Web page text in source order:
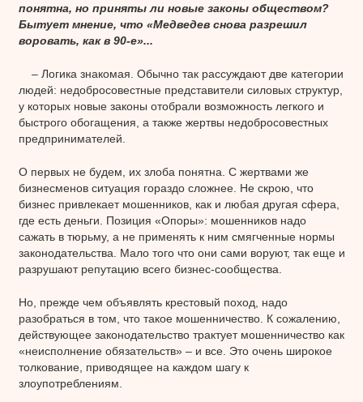
понятна, но приняты ли новые законы обществом?
Бытует мнение, что «Медведев снова разрешил
воровать, как в 90-е»...
– Логика знакомая. Обычно так рассуждают две категории
людей: недобросовестные представители силовых структур,
у которых новые законы отобрали возможность легкого и
быстрого обогащения, а также жертвы недобросовестных
предпринимателей.
О первых не будем, их злоба понятна. С жертвами же
бизнесменов ситуация гораздо сложнее. Не скрою, что
бизнес привлекает мошенников, как и любая другая сфера,
где есть деньги. Позиция «Опоры»: мошенников надо
сажать в тюрьму, а не применять к ним смягченные нормы
законодательства. Мало того что они сами воруют, так еще и
разрушают репутацию всего бизнес-сообщества.
Но, прежде чем объявлять крестовый поход, надо
разобраться в том, что такое мошенничество. К сожалению,
действующее законодательство трактует мошенничество как
«неисполнение обязательств» – и все. Это очень широкое
толкование, приводящее на каждом шагу к
злоупотреблениям.